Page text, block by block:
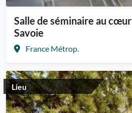
Salle de séminaire au
Savoie
France Métrop.
Lieu